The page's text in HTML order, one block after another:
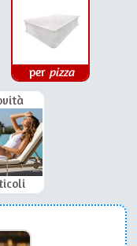
per pizza